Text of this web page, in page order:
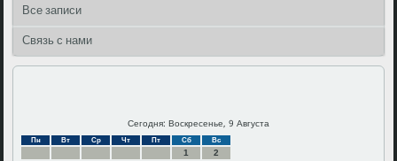
Все записи
Связь с нами
Сегодня: Воскресенье, 9 Августа
Пн Вт Ср Чт Пт Сб Вс
1
2